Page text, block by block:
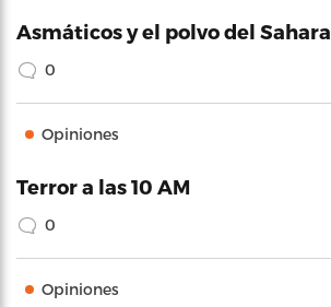
Asmáticos y el polvo del Sahara
0
Opiniones
Terror a las 10 AM
0
Opiniones